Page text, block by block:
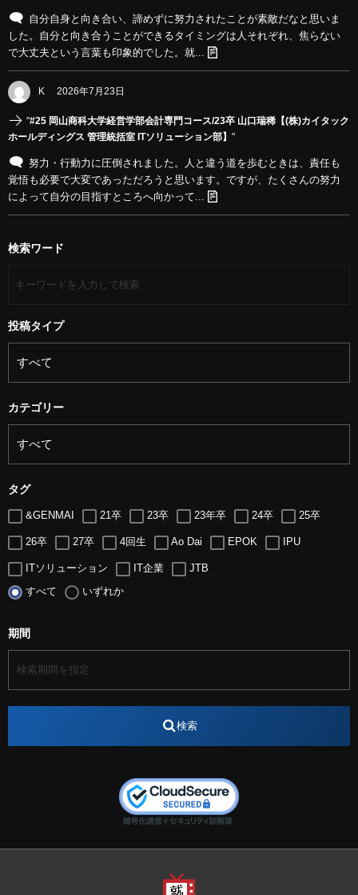
自分自身と向き合い、諦めずに努力されたことが素敵だなと思いま
した。自分と向き合うことができるタイミングは人それぞれ、焦らない
で大丈夫という言葉も印象的でした。就...
K 2026年7月23日
"#25 岡山商科大学経営学部会計専門コース/23卒 山口瑞稀【(株)カイタック
ホールディングス 管理統括室 ITソリューション部】 "
努力・行動力に圧倒されました。人と違う道を歩むときは、責任も
覚悟も必要で大変であっただろうと思います。ですが、たくさんの努力
によって自分の目指すところへ向かって...
検索ワード
投稿タイプ
カテゴリー
タグ
&GENMAI 21卒 23卒 23年卒 24卒 25卒
26卒 27卒 4回生 Ao Dai EPOK IPU
ITソリューション IT企業 JTB
LUGZ ENTERTAINMENT
アート アイスダンス選手 アステラス製薬
アナウンサー
エスタカヤ電子工業
オンライン カイタック
キーエンス流性弱説経営 キーエンス解剖
セレクトショップ
すべて いずれか
期間
検索